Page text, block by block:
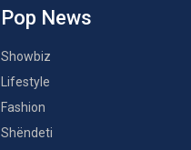
Pop News
Showbiz
Lifestyle
Fashion
Shëndeti